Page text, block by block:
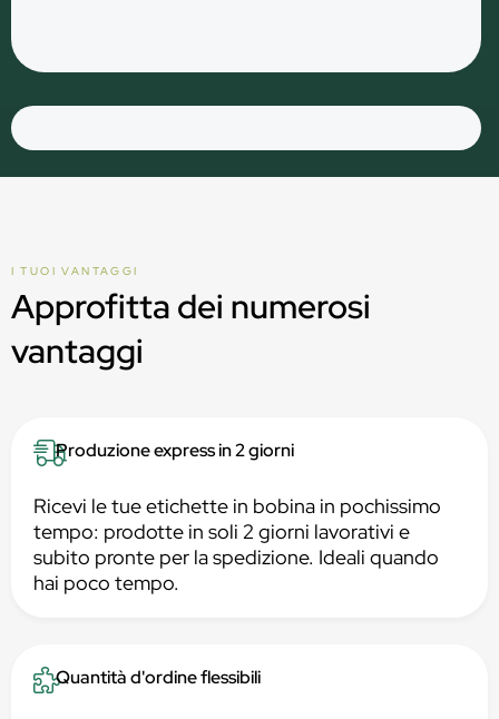
I TUOI VANTAGGI
Approfitta dei numerosi
vantaggi
Produzione express in 2 giorni
Ricevi le tue etichette in bobina in pochissimo
tempo: prodotte in soli 2 giorni lavorativi e
subito pronte per la spedizione. Ideali quando
hai poco tempo.
Quantità d'ordine flessibili